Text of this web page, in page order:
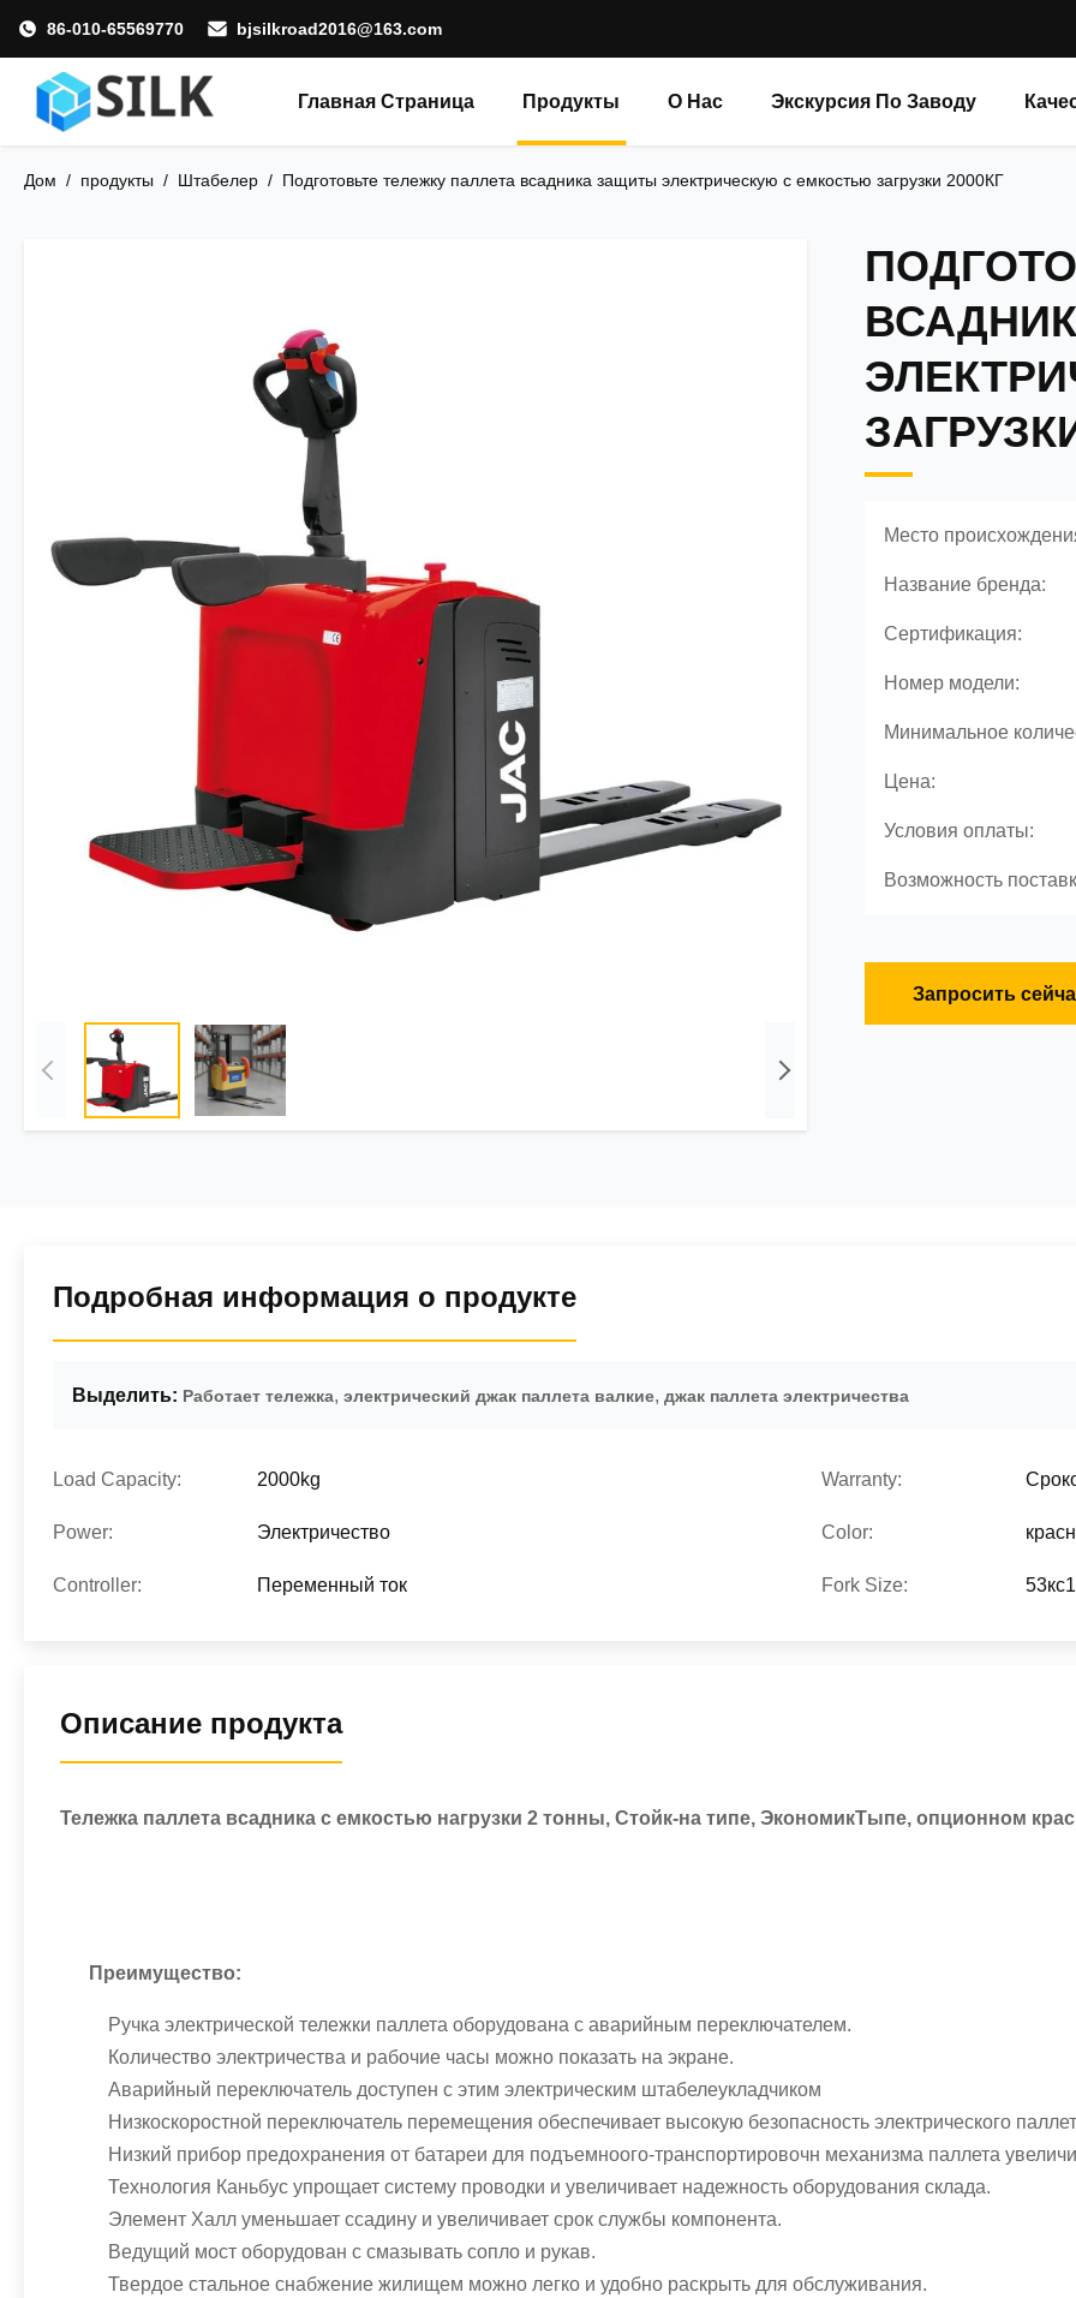
86-010-65569770 bjsilkroad2016@163.com
Главная Страница Продукты О Нас Экскурсия По Заводу
Дом / продукты / Штабелер / Подготовьте тележку паллета всадника защиты электрическую с емкостью загрузки 2000КГ
Место
Название бренда:
Сертификация:
Номер модели:
Минимальное
Цена:
Условия оплаты:
Возможность
Запросить
Подробная информация о продукте
Выделить: Работает тележка, электрический джак паллета валкие, джак паллета электричества
Load Capacity: 2000kg Warranty:
Power: Электричество Color:
Controller: Переменный ток Fork Size:
Описание продукта
Тележка паллета всадника с емкостью нагрузки 2 тонны, Стойк-на типе, ЭкономикТыпе, опционном
Преимущество:
Ручка электрической тележки паллета оборудована с аварийным переключателем.
Количество электричества и рабочие часы можно показать на экране.
Аварийный переключатель доступен с этим электрическим штабелеукладчиком
Низкоскоростной переключатель перемещения обеспечивает высокую безопасность электрического
Низкий прибор предохранения от батареи для подъемноого-транспортировочн механизма паллета
Технология Каньбус упрощает систему проводки и увеличивает надежность оборудования склада.
Элемент Халл уменьшает ссадину и увеличивает срок службы компонента.
Ведущий мост оборудован с смазывать сопло и рукав.
Твердое стальное снабжение жилищем можно легко и удобно раскрыть для обслуживания.